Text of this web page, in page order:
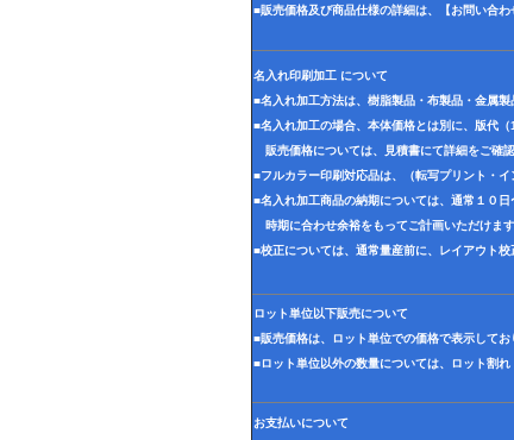
■販売価格及び商品仕様の詳細は、【お問い合
名入れ印刷加工 について
■名入れ加工方法は、樹脂製品・布製品・金属
■名入れ加工の場合、本体価格とは別に、版代
販売価格については、見積書にて詳細をご確認
■フルカラー印刷対応品は、（転写プリント・
■名入れ加工商品の納期については、通常１０日
時期に合わせ余裕をもってご計画いただけま
■校正については、通常量産前に、レイアウト
ロット単位以下販売について
■販売価格は、ロット単位での価格で表示してお
■ロット単位以外の数量については、ロット割
お支払いについて